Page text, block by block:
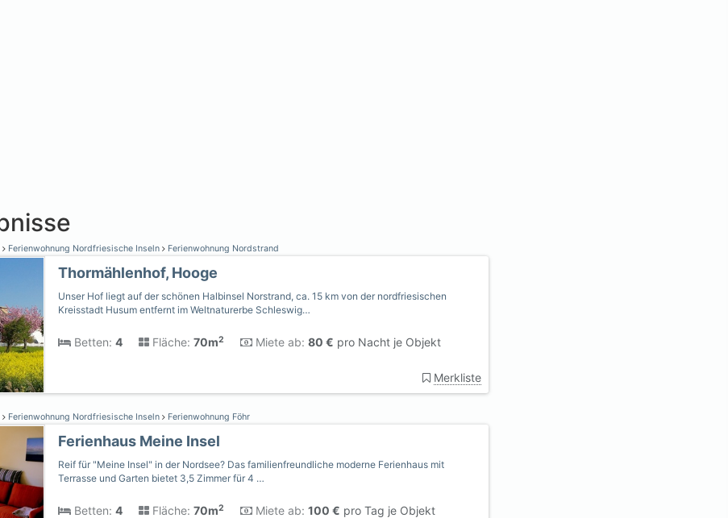
Ferienwohnung Nordfriesische Inseln Ferienwohnung Nordstrand
Thormählenhof, Hooge
Unser Hof liegt auf der schönen Halbinsel Norstrand, ca. 15 km von der nordfriesischen
Kreisstadt Husum entfernt im Weltnaturerbe Schleswig…
Betten: 4 Fläche: 70m2 Miete ab: 80 € pro Nacht je Objekt
Merkliste
Ferienwohnung Nordfriesische Inseln Ferienwohnung Föhr
Ferienhaus Meine Insel
Reif für "Meine Insel" in der Nordsee? Das familienfreundliche moderne Ferienhaus mit
Terrasse und Garten bietet 3,5 Zimmer für 4 …
Betten: 4 Fläche: 70m2 Miete ab: 100 € pro Tag je Objekt